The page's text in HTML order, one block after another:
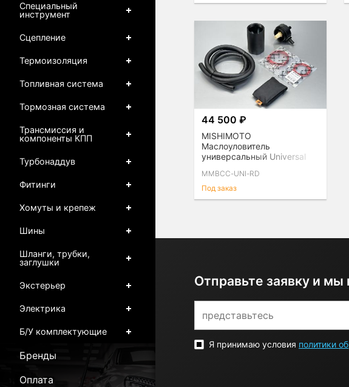
44 500 ₽
MISHIMOTO
Маслоуловитель
универсальный Universal
MMBCC-UNI-RD
Под заказ
Отправьте заявку и
Я принимаю условия политики
Специальный
инструмент
Сцепление
Термоизоляция
Топливная система
Тормозная система
Трансмиссия и
компоненты КПП
Турбонаддув
Фитинги
Хомуты и крепеж
Шины
Шланги, трубки,
заглушки
Экстерьер
Электрика
Б/У комплектующие
Бренды
Оплата